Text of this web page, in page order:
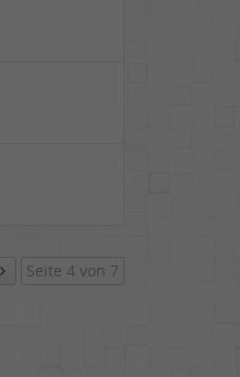
Seite 4 von 7